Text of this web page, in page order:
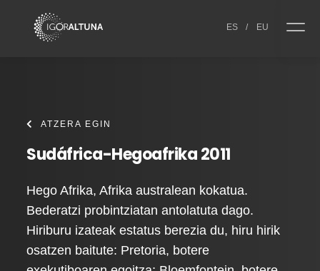
ES / EU
ATZERA EGIN
Sudáfrica-Hegoafrika 2011
Hego Afrika, Afrika australean kokatua.
Bederatzi probintziatan antolatuta dago.
Hiriburu izateak estatus berezia du, hiru hirik
osatzen baitute: Pretoria, botere